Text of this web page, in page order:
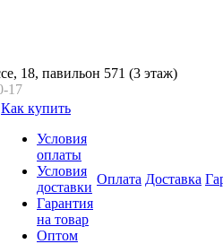
18, павильон 571 (3 этаж)
17
Как купить
Условия
оплаты
Условия
доставки
Гарантия
на товар
Оптом
Оплата Доставка